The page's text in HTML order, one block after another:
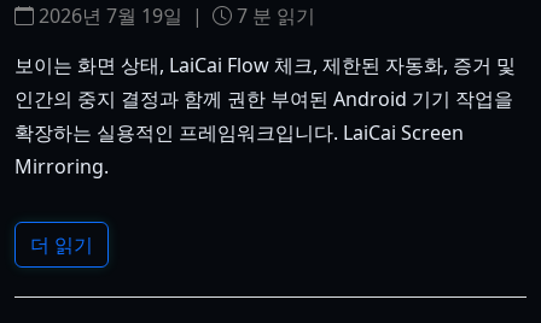
2026년 7월 19일 | 7 분 읽기
보이는 화면 상태, LaiCai Flow 체크, 제한된 자동화, 증거 및
인간의 중지 결정과 함께 권한 부여된 Android 기기 작업을
확장하는 실용적인 프레임워크입니다. LaiCai Screen
Mirroring.
더 읽기